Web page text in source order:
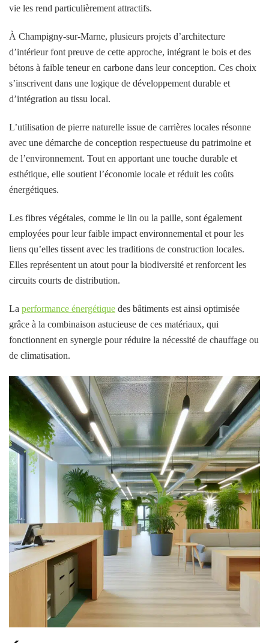
vie les rend particulièrement attractifs.
À Champigny-sur-Marne, plusieurs projets d’architecture
d’intérieur font preuve de cette approche, intégrant le bois et des
bétons à faible teneur en carbone dans leur conception. Ces choix
s’inscrivent dans une logique de développement durable et
d’intégration au tissu local.
L’utilisation de pierre naturelle issue de carrières locales résonne
avec une démarche de conception respectueuse du patrimoine et
de l’environnement. Tout en apportant une touche durable et
esthétique, elle soutient l’économie locale et réduit les coûts
énergétiques.
Les fibres végétales, comme le lin ou la paille, sont également
employées pour leur faible impact environnemental et pour les
liens qu’elles tissent avec les traditions de construction locales.
Elles représentent un atout pour la biodiversité et renforcent les
circuits courts de distribution.
La performance énergétique des bâtiments est ainsi optimisée
grâce à la combinaison astucieuse de ces matériaux, qui
fonctionnent en synergie pour réduire la nécessité de chauffage ou
de climatisation.